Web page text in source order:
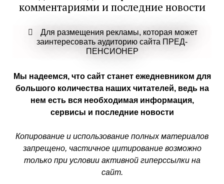
комментариями и последние новости
Для размещения рекламы, которая может
заинтересовать аудиторию сайта ПРЕД-
ПЕНСИОНЕР
Мы надеемся, что сайт станет ежедневником для
большого количества наших читателей, ведь на
нем есть вся необходимая информация,
сервисы и последние новости
Копирование и использование полных материалов
запрещено, частичное цитирование возможно
только при условии активной гиперссылки на
сайт.